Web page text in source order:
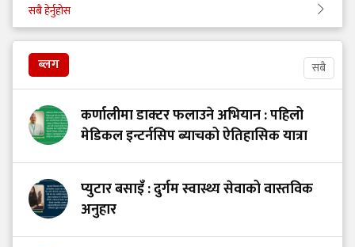
सबै हेर्नुहोस
ब्लग सबै
कर्णालीमा डाक्टर फलाउने अभियान : पहिलो
मेडिकल इन्टर्नसिप ब्याचको ऐतिहासिक यात्रा
प्युटार बसाइँ : दुर्गम स्वास्थ्य सेवाको वास्तविक
अनुहार